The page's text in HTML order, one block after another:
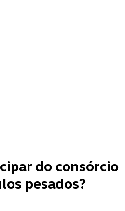
do consórcio
pesados?